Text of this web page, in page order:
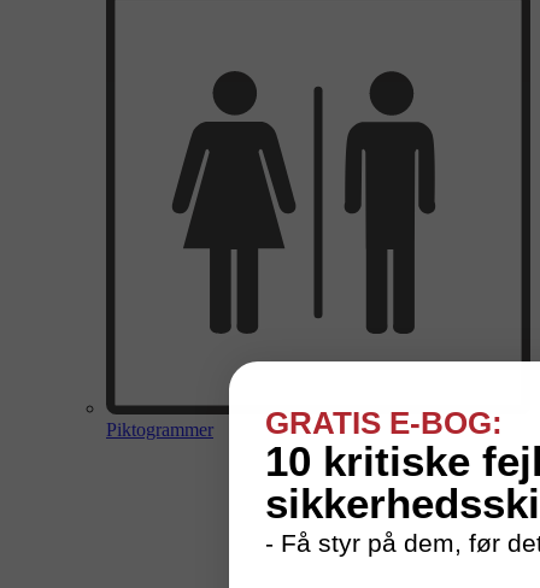
Piktogrammer GRATIS E-BOG:
10 kritiske
- Få styr på dem, før